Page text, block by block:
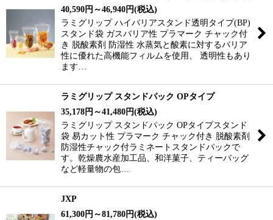
40,590円 ～46,940円(税込)
ラミグリップ ハイバリアスタンド透明タイプ(BP)
スタンド袋 ガスバリア性 プラマーク チャック付
き 脱酸素剤 防湿性 水蒸気と酸素に対するバリア
性に優れた高機能フィルムを使用、 透明性もあり
ます…
ラミグリップ スタンドパック OPタイプ
35,178円 ～41,480円(税込)
ラミグリップ スタンドパック OPタイプスタンド
袋 易カット性 プラマーク チャック付き 脱酸素剤
防湿性チャック付ラミネートスタンドパックで
す。乾燥農水産加工品、和洋菓子、ティーバッグ
など軽量物の包…
JXP
61,300円 ～81,780円(税込)